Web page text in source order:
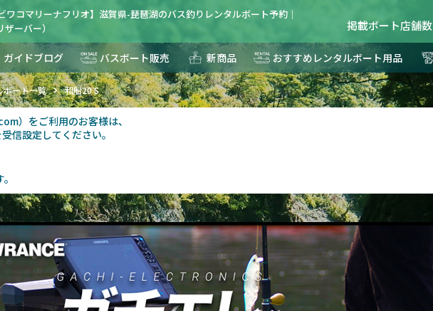
ワコマリーナフリオ】滋賀県-琵琶湖のバス釣りレンタルボート予約｜
ザーバー）
掲載ボート店舗数
ガイドブログ バスボート販売 新商品 おすすめレンタルボート用品
ボート一覧 和船20 S
）をご利用のお客様は、
信設定してください。